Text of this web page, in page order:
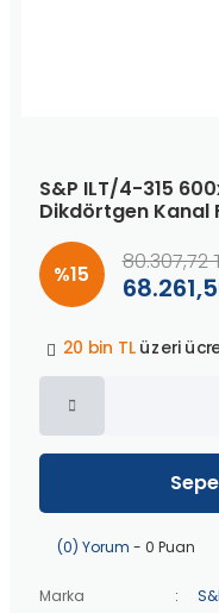
S&P ILT/4-315
Dikdörtgen Kanal
%15 80.307,72
20 bin TLüzeri
40 bin TL
Peşin fiyatına
üzeri
üzeri
40 bin TLüzeri
(0) Yorum - 0 Puan
Marka